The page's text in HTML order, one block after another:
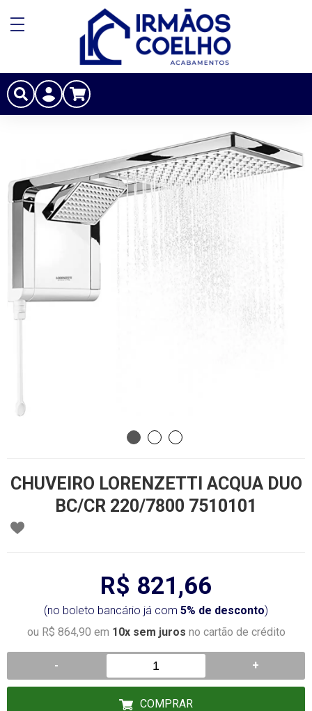
CHUVEIRO LORENZETTI ACQUA DUO
BC/CR 220/7800 7510101
R$ 821,66
(no boleto bancário já com 5% de desconto)
ou R$ 864,90 em 10x sem juros no cartão de crédito
- +
COMPRAR